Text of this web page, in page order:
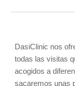
DasiClinic nos
todas las visitas
acogidos a
sacaremos unas